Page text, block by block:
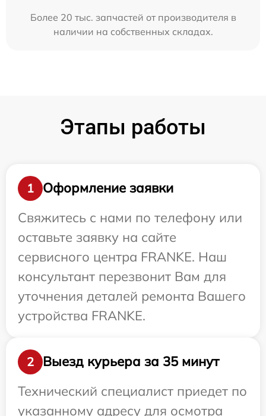
Более 20 тыс. запчастей от производителя в
наличии на собственных складах.
Этапы работы
1
Оформление заявки
Свяжитесь с нами по телефону или
оставьте заявку на сайте
сервисного центра FRANKE. Наш
консультант перезвонит Вам для
уточнения деталей ремонта Вашего
устройства FRANKE.
2
Выезд курьера за 35 минут
Технический специалист приедет по
указанному адресу для осмотра